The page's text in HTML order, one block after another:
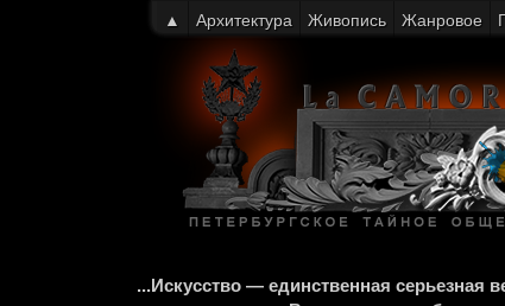
...Искусство — единственная
▲ Архитектура Живопись Жанровое